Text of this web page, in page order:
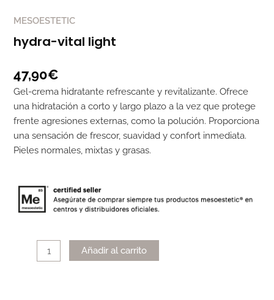
MESOESTETIC
hydra-vital light
47,90€
Gel-crema hidratante refrescante y revitalizante. Ofrece
una hidratación a corto y largo plazo a la vez que protege
frente agresiones externas, como la polución. Proporciona
una sensación de frescor, suavidad y confort inmediata.
Pieles normales, mixtas y grasas.
Añadir al carrito